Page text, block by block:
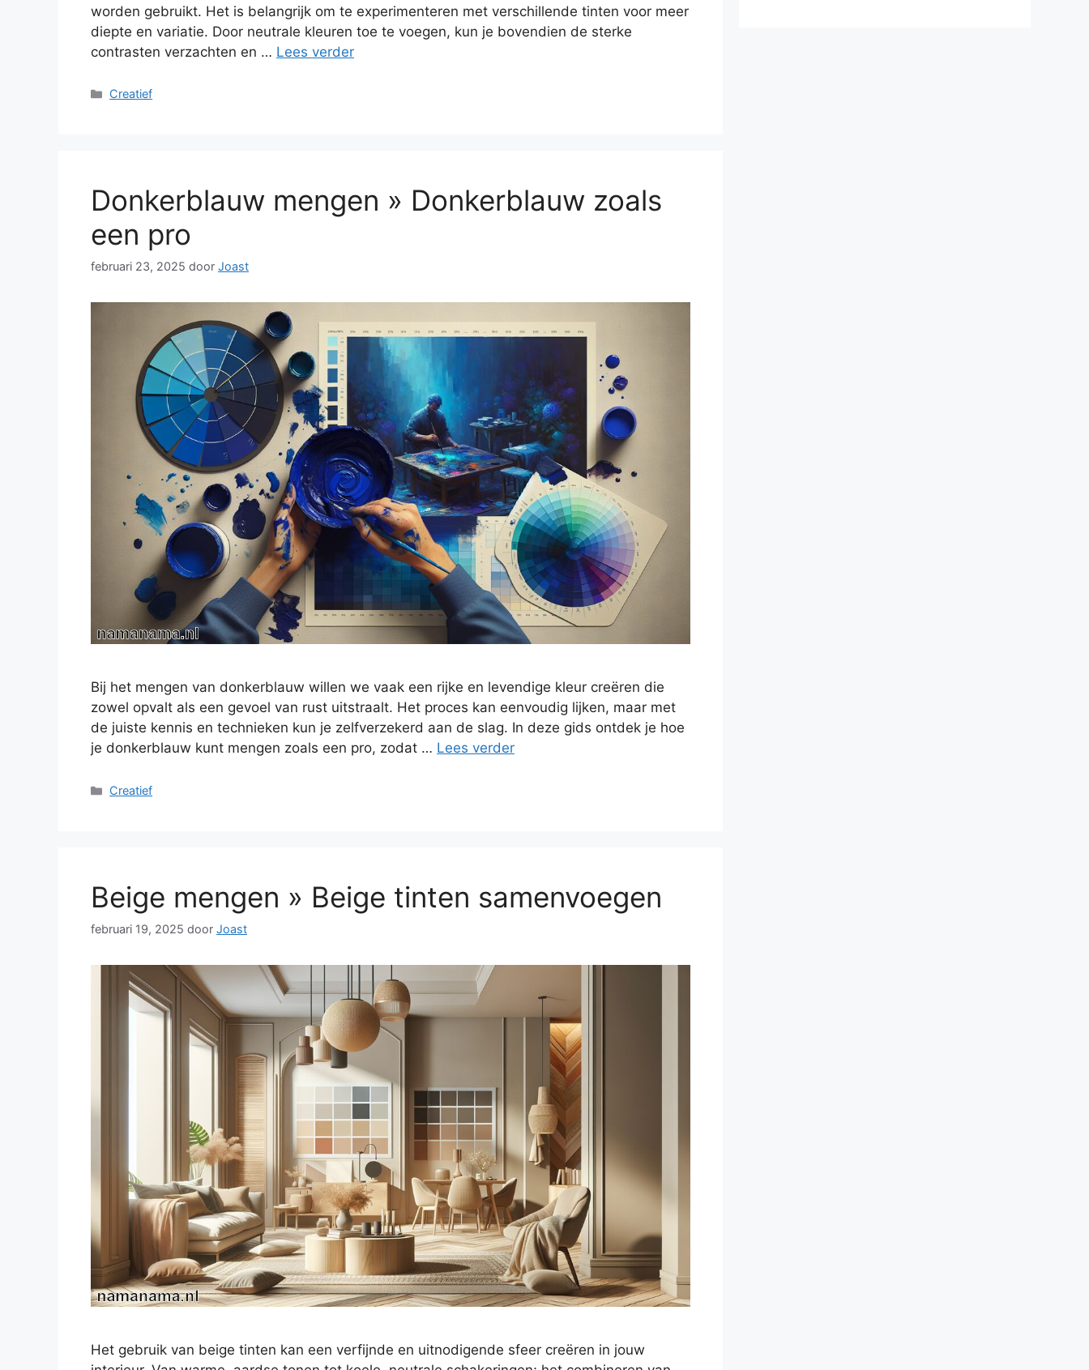
worden gebruikt. Het is belangrijk om te experimenteren met verschillende tinten voor meer
diepte en variatie. Door neutrale kleuren toe te voegen, kun je bovendien de sterke
contrasten verzachten en … Lees verder
Categorieën
Creatief
Donkerblauw mengen » Donkerblauw zoals
een pro
februari 23, 2025 door Joast
Bij het mengen van donkerblauw willen we vaak een rijke en levendige kleur creëren die
zowel opvalt als een gevoel van rust uitstraalt. Het proces kan eenvoudig lijken, maar met
de juiste kennis en technieken kun je zelfverzekerd aan de slag. In deze gids ontdek je hoe
je donkerblauw kunt mengen zoals een pro, zodat … Lees verder
Categorieën
Creatief
Beige mengen » Beige tinten samenvoegen
februari 19, 2025 door Joast
Het gebruik van beige tinten kan een verfijnde en uitnodigende sfeer creëren in jouw